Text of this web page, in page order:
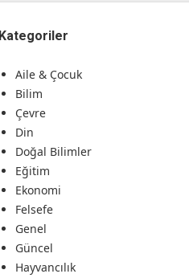
Kategoriler
Aile & Çocuk
Bilim
Çevre
Din
Doğal Bilimler
Eğitim
Ekonomi
Felsefe
Genel
Güncel
Hayvancılık